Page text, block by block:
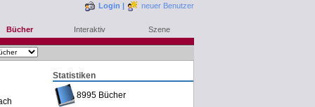
Login | neuer Benutzer
Bücher Interaktiv Szene
Statistiken
8995 Bücher